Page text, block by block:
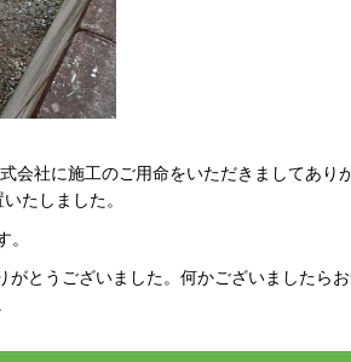
会社に施工のご用命をいただきましてあり
たしました。
。
がとうございました。何かございましたら